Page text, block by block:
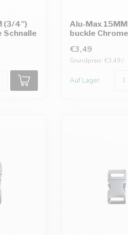
(3/4")
Schnalle
Alu-Max
buckle
€3,49
Grundpreis: €3,49 /
Auf Lager